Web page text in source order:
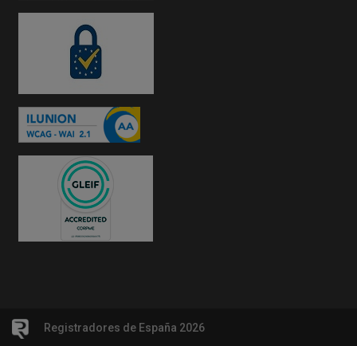
Registradores de España 2026